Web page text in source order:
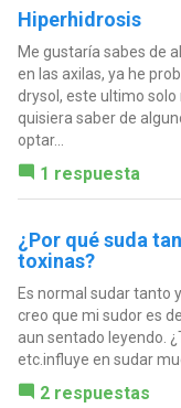
Hiperhidrosis
Me gustaría sabes de
en las axilas, ya he
drysol, este ultimo
quisiera saber de
optar...
1 respuesta
¿Por qué suda
toxinas?
Es normal sudar tanto
creo que mi sudor es
aun sentado leyendo.
etc.influye en sudar
2 respuestas